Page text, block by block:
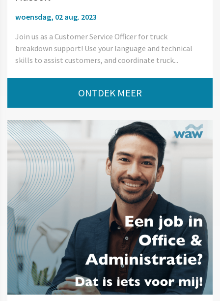
woensdag, 02 aug. 2023
Join us as a Customer Service Officer for truck
breakdown support! Use your language and technical
skills to assist customers, and coordinate truck...
ONTDEK MEER